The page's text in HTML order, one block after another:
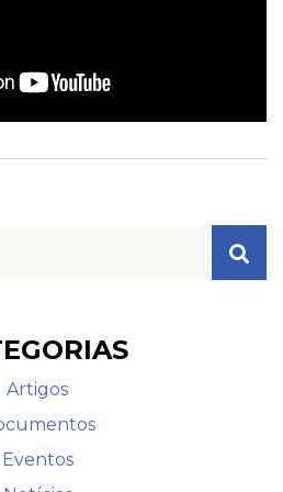
Artigos
Eventos